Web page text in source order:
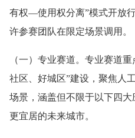
有权—使用权分离”模式开放
许参赛团队在限定场景调用。
（一）专业赛道。专业赛道
社区、好城区”建设，聚焦人
场景，涵盖但不限于以下四大
更宜居的未来城市。